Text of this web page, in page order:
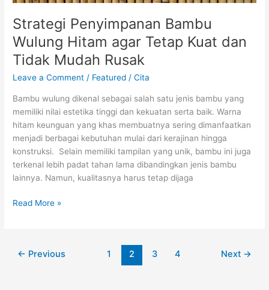
Strategi Penyimpanan Bambu
Wulung Hitam agar Tetap Kuat dan
Tidak Mudah Rusak
Leave a Comment / Featured /Cita
Bambu wulung dikenal sebagai salah satu jenis bambu yang
memiliki nilai estetika tinggi dan kekuatan serta baik. Warna
hitam keunguan yang khas membuatnya sering dimanfaatkan
menjadi berbagai kebutuhan mulai dari kerajinan hingga
konstruksi. Selain memiliki tampilan yang unik, bambu ini juga
terkenal lebih padat tahan lama dibandingkan jenis bambu
lainnya. Namun, kualitasnya harus tetap dijaga
Read More »
← Previous 1 2 3 4 Next →